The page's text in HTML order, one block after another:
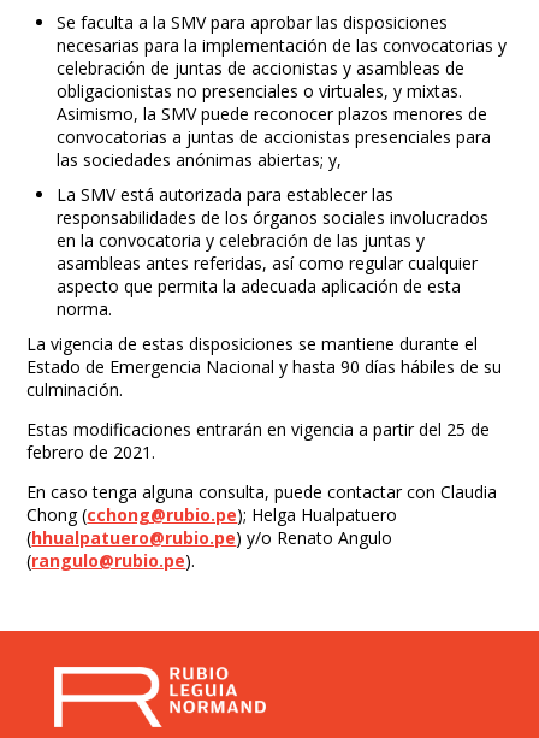
Se faculta a la SMV para aprobar las disposiciones
necesarias para la implementación de las convocatorias y
celebración de juntas de accionistas y asambleas de
obligacionistas no presenciales o virtuales, y mixtas.
Asimismo, la SMV puede reconocer plazos menores de
convocatorias a juntas de accionistas presenciales para
las sociedades anónimas abiertas; y,
La SMV está autorizada para establecer las
responsabilidades de los órganos sociales involucrados
en la convocatoria y celebración de las juntas y
asambleas antes referidas, así como regular cualquier
aspecto que permita la adecuada aplicación de esta
norma.
La vigencia de estas disposiciones se mantiene durante el
Estado de Emergencia Nacional y hasta 90 días hábiles de su
culminación.
Estas modificaciones entrarán en vigencia a partir del 25 de
febrero de 2021.
En caso tenga alguna consulta, puede contactar con Claudia
Chong (cchong@rubio.pe); Helga Hualpatuero
(hhualpatuero@rubio.pe) y/o Renato Angulo
(rangulo@rubio.pe).